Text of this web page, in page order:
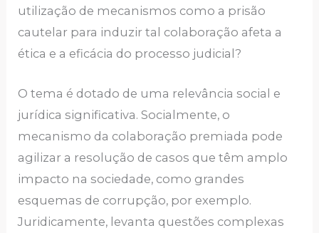
utilização de mecanismos como a prisão
cautelar para induzir tal colaboração afeta a
ética e a eficácia do processo judicial?
O tema é dotado de uma relevância social e
jurídica significativa. Socialmente, o
mecanismo da colaboração premiada pode
agilizar a resolução de casos que têm amplo
impacto na sociedade, como grandes
esquemas de corrupção, por exemplo.
Juridicamente, levanta questões complexas